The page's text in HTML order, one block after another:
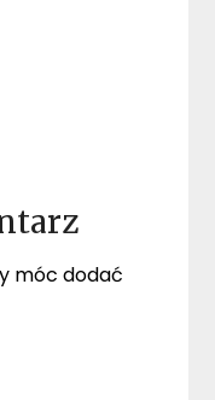
móc dodać